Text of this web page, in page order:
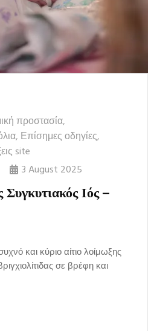
προστασία,
, Επίσημες οδηγίες,
site
3 August 2025
Συγκυτιακός Ιός –
και κύριο αίτιο λοίμωξης
σε βρέφη και